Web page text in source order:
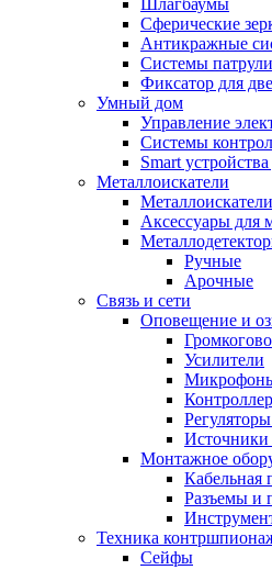
Шлагбаумы
Сферические
Антикражные
Системы
Фиксатор для
Умный дом
Управление
Системы
Smart
Металлоискатели
Металлоискатели
Аксессуары для
Ручные
Арочные
Связь и сети
Оповещение и
Усилители
Источники
Монтажное
Кабельная
Разъемы и
Техника
Сейфы